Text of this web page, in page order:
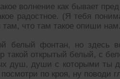
волнение как бывает
радостное. (Я тебя
что там такое опиши
белый фонтан, но здесь
такой открытый белый, с
душ, души с которыми ты
по кроя, ну поводи